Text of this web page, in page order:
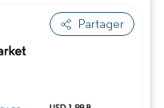
Partager